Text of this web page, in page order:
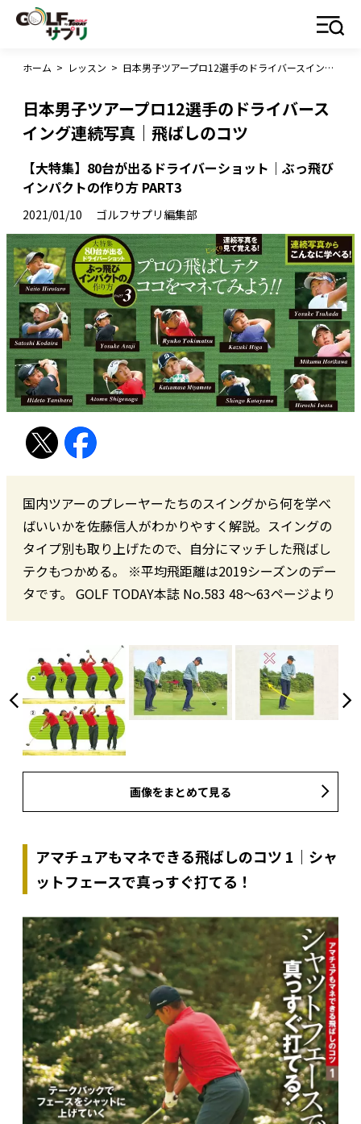
ホーム > レッスン > 日本男子ツアープロ12選手のドライバースイング連続写真｜飛ばしのコツ
日本男子ツアープロ12選手のドライバース
イング連続写真｜飛ばしのコツ
【大特集】80台が出るドライバーショット｜ぶっ飛び
インパクトの作り方 PART3
2021/01/10 ゴルフサプリ編集部
国内ツアーのプレーヤーたちのスイングから何を学べ
ばいいかを佐藤信人がわかりやすく解説。スイングの
タイプ別も取り上げたので、自分にマッチした飛ばし
テクもつかめる。 ※平均飛距離は2019シーズンのデー
タです。 GOLF TODAY本誌 No.583 48〜63ページより
画像をまとめて見る
アマチュアもマネできる飛ばしのコツ 1｜シャ
ットフェースで真っすぐ打てる！